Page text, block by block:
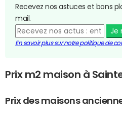
Recevez nos astuces et bons
mail.
Je
En savoir plus sur notre politique de
Prix m2 maison à
Prix des maisons